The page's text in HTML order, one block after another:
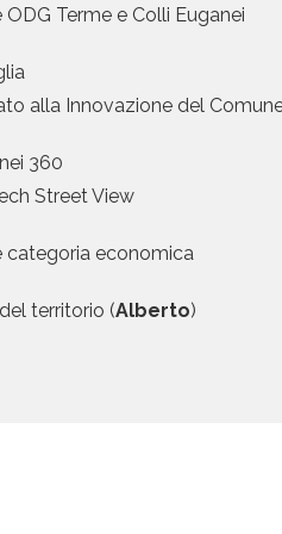
Terme e Colli Euganei
alla Innovazione del
360
Street View
categoria economica
territorio (Alberto)